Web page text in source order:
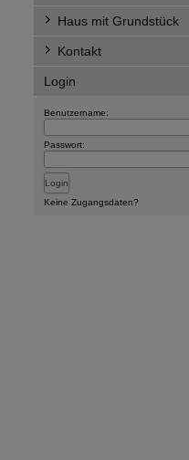
Haus mit Grundstück
Kontakt
Login
Benutzername:
Passwort:
Keine Zugangsdaten?